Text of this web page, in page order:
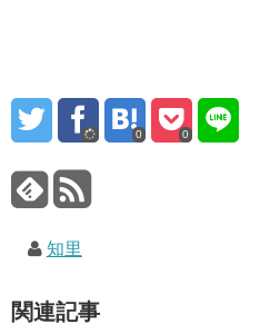
0 0
知里
関連記事